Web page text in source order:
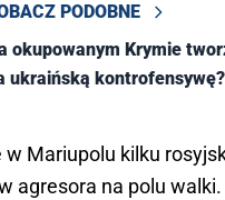
PODOBNE
okupowanym Krymie
ukraińską kontrofensywę?
Mariupolu kilku
agresora na polu